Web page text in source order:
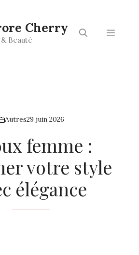
Cherry
Beauté
Menu
Autres29 juin 2026
femme :
votre style
élégance